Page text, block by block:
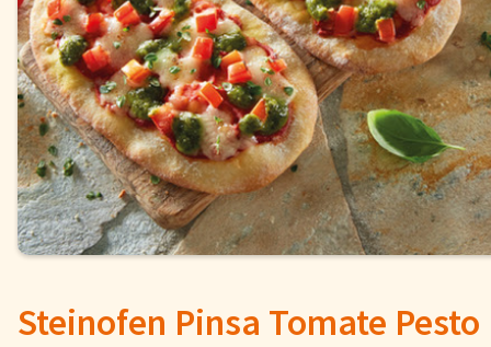
Fisch Pizzen und
Snacks
Schnelle Mahlzeiten Torten und
Brot und Brötchen
Über uns
Steinofen Pinsa Tomate Pesto